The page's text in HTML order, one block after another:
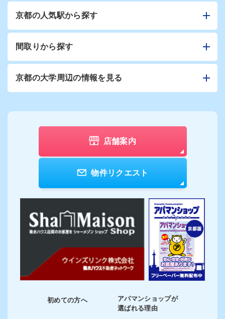
京都の人気駅から探す
間取りから探す
京都の大学周辺の情報を見る
店舗案内
物件リクエスト
初めての方へ
アパマンショップが
選ばれる理由